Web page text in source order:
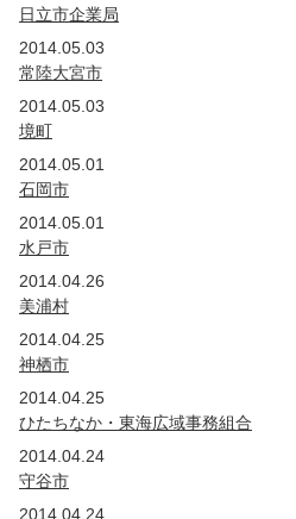
日立市企業局
2014.05.03
常陸大宮市
2014.05.03
境町
2014.05.01
石岡市
2014.05.01
水戸市
2014.04.26
美浦村
2014.04.25
神栖市
2014.04.25
ひたちなか・東海広域事務組合
2014.04.24
守谷市
2014.04.24